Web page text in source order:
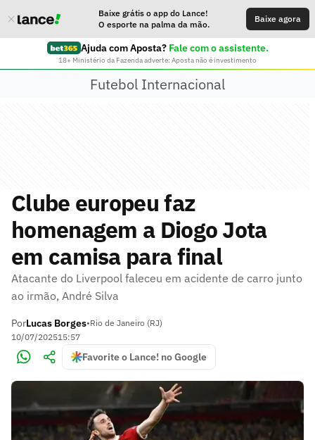
Baixe grátis o app do Lance!
O esporte na palma da mão.
Baixe agora
Ajuda com Aposta? Fale com o assistente.
18+ Ministério da Fazenda adverte: Aposta não é investimento
Futebol Internacional
Clube europeu faz
homenagem a Diogo Jota
em camisa para final
Atacante do Liverpool faleceu em acidente de carro junto
ao irmão, André Silva
PorLucas Borges•Rio de Janeiro (RJ)
10/07/202515:57
Favorite o Lance! no Google